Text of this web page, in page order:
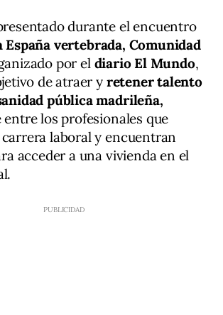
durante el encuentro
España vertebrada, Comunidad
por el diario El Mundo,
de atraer y retener talento
pública madrileña,
los profesionales que
laboral y encuentran
acceder a una vivienda en el